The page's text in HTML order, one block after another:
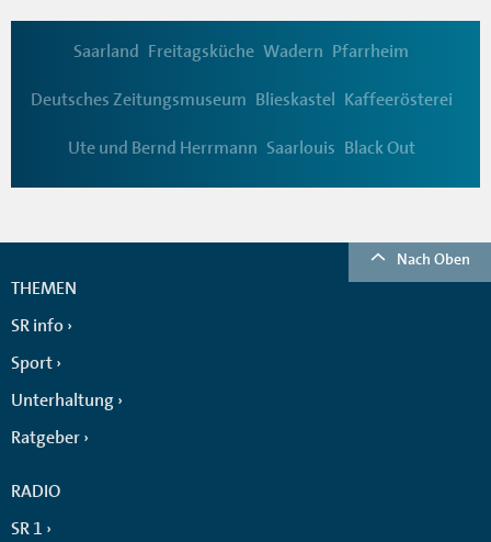
Saarland Freitagsküche Wadern Pfarrheim
Deutsches Zeitungsmuseum Blieskastel Kaffeerösterei
Ute und Bernd Herrmann Saarlouis Black Out
Nach Oben
THEMEN
SR info
Sport
Unterhaltung
Ratgeber
RADIO
SR 1